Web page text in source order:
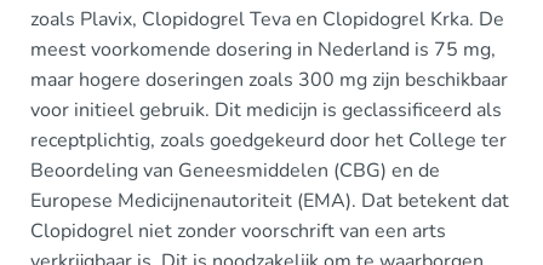
zoals Plavix, Clopidogrel Teva en Clopidogrel Krka. De
meest voorkomende dosering in Nederland is 75 mg,
maar hogere doseringen zoals 300 mg zijn beschikbaar
voor initieel gebruik. Dit medicijn is geclassificeerd als
receptplichtig, zoals goedgekeurd door het College ter
Beoordeling van Geneesmiddelen (CBG) en de
Europese Medicijnenautoriteit (EMA). Dat betekent dat
Clopidogrel niet zonder voorschrift van een arts